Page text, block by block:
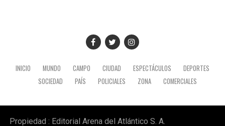
INICIO MUNDO CAMPO CIUDAD ESPECTÁCULOS
DEPORTES
SOCIEDAD
PAÍS POLICIALES ZONA COMERCIALES
Propiedad : Editorial Arena del Atlántico S. A.